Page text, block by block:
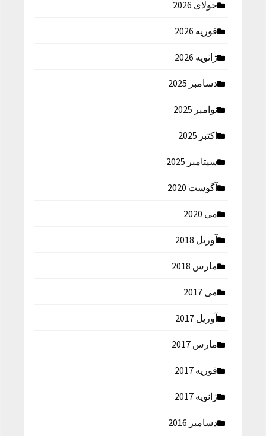
جولای 2026
فوریه 2026
ژانویه 2026
دسامبر 2025
نوامبر 2025
اکتبر 2025
سپتامبر 2025
آگوست 2020
می 2020
آوریل 2018
مارس 2018
می 2017
آوریل 2017
مارس 2017
فوریه 2017
ژانویه 2017
دسامبر 2016